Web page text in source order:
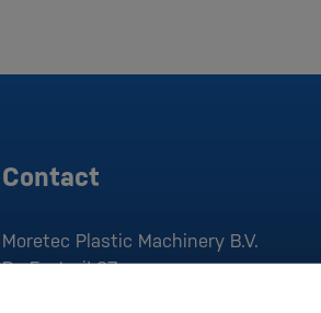
Contact
Moretec Plastic Machinery B.V.
De Factorij 37